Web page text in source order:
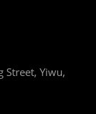
Street, Yiwu,